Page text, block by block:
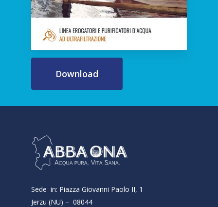
Download
Sede in: Piazza Giovanni Paolo II, 1
Jerzu (NU) – 08044